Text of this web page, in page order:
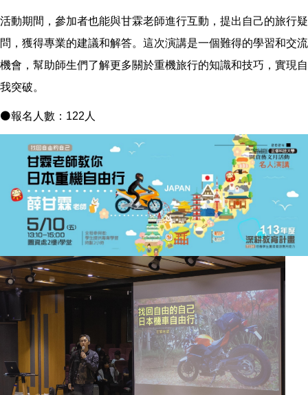
活動期間，參加者也能與甘霖老師進行互動，提出自己的旅行疑
問，獲得專業的建議和解答。這次演講是一個難得的學習和交流
機會，幫助師生們了解更多關於重機旅行的知識和技巧，實現自
我突破。
⚫報名人數：122人